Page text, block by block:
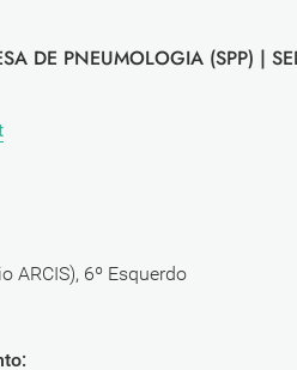
DE PNEUMOLOGIA (SPP) |
ARCIS), 6º Esquerdo